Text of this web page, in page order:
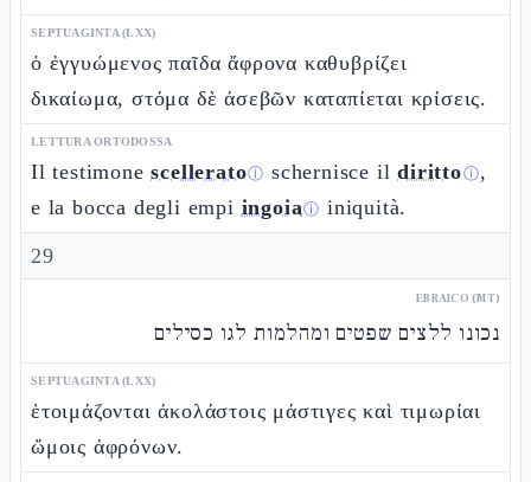
SEPTUAGINTA (LXX)
ὁ ἐγγυώμενος παῖδα ἄφρονα καθυβρίζει
δικαίωμα, στόμα δὲ ἀσεβῶν καταπίεται κρίσεις.
LETTURA ORTODOSSA
Il testimonescelleratoⓘ schernisce ildirittoⓘ,
e la bocca degli empi ingoiaⓘ iniquità.
29
EBRAICO (MT)
נכונו ללצים שפטים ומהלמות לגו כסילים
SEPTUAGINTA (LXX)
ἑτοιμάζονται ἀκολάστοις μάστιγες καὶ τιμωρίαι
ὤμοις ἀφρόνων.